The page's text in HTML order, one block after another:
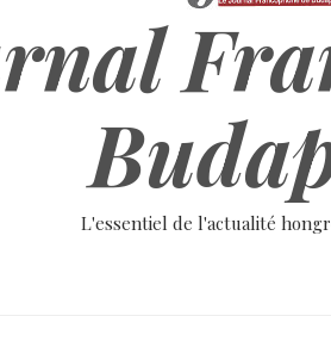
L'essentiel de l'actualité